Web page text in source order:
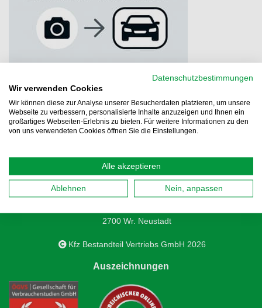
Kfz Bestandteil Vertriebs GmbH
2700 Wr. Neustadt
Kfz Bestandteil Vertriebs GmbH 2026
Auszeichnungen
Datenschutzbestimmungen
Wir verwenden Cookies
Wir können diese zur Analyse unserer Besucherdaten platzieren, um unsere
Webseite zu verbessern, personalisierte Inhalte anzuzeigen und Ihnen ein
großartiges Webseiten-Erlebnis zu bieten. Für weitere Informationen zu den
von uns verwendeten Cookies öffnen Sie die Einstellungen.
Alle akzeptieren
Ablehnen Nein, anpassen